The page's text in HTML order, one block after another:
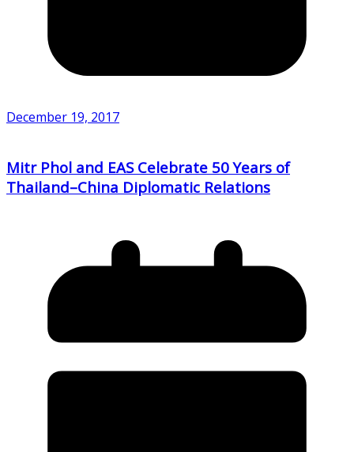
December 19, 2017
Mitr Phol and EAS Celebrate 50 Years of
Thailand–China Diplomatic Relations